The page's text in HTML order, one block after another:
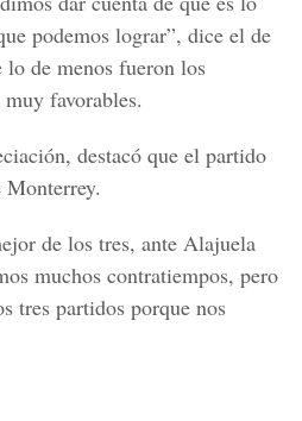
podemos lograr”, dice el de
lo de menos fueron los
favorables.
destacó que el partido
Monterrey.
de los tres, ante Alajuela
muchos contratiempos, pero
tres partidos porque nos